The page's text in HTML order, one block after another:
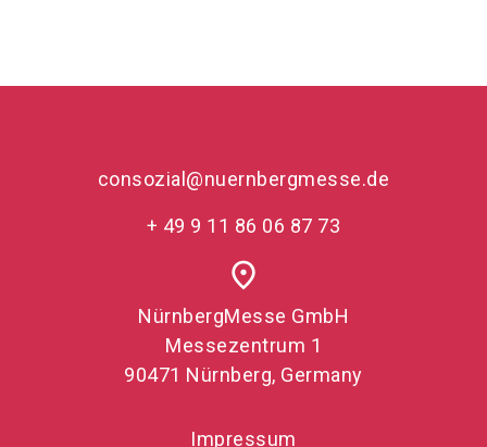
consozial@nuernbergmesse.de
+ 49 9 11 86 06 87 73
place
NürnbergMesse GmbH
Messezentrum 1
90471 Nürnberg, Germany
Impressum